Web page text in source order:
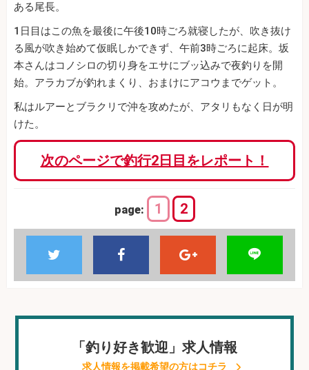
ある尾長。
1日目はこの魚を最後に午後10時ごろ就寝したが、吹き抜け
る風が吹き始めて仮眠しかできず、午前3時ごろに起床。坂
本さんはコノシロの切り身をエサにブッ込みで夜釣りを開
始。アラカブが釣れまくり、おまけにアコウまでゲット。
私はルアーとブラクリで沖を攻めたが、アタリもなく日が明
けた。
次のページで釣行2日目をレポート！
page: 1 2
「釣り好き歓迎」求人情報
求人情報を掲載希望の方はコチラ